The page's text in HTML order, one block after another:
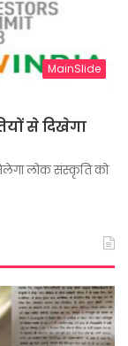
MainSlide
से दिखेगा
लोक संस्कृति को